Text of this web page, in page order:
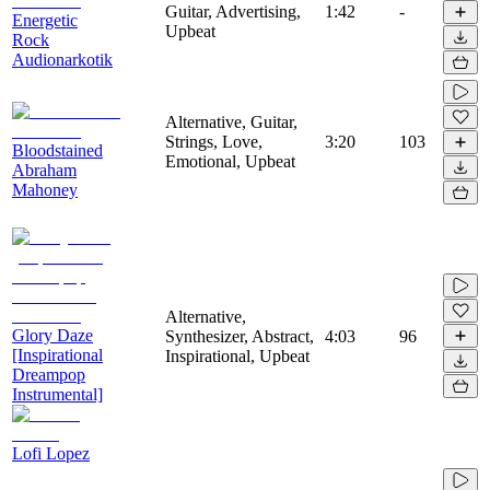
Energetic
Rock
Audionarkotik
Guitar, Advertising,
Upbeat
1:42 -
Bloodstained
Abraham
Mahoney
Alternative, Guitar,
Strings, Love,
Emotional, Upbeat
3:20 103
Glory Daze
[Inspirational
Dreampop
Instrumental]
Lofi Lopez
Alternative,
Synthesizer, Abstract,
Inspirational, Upbeat
4:03 96